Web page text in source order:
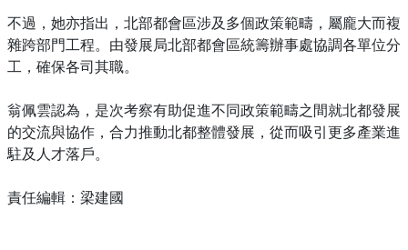
不過，她亦指出，北部都會區涉及多個政策範疇，屬龐大而複
雜跨部門工程。由發展局北部都會區統籌辦事處協調各單位分
工，確保各司其職。
翁佩雲認為，是次考察有助促進不同政策範疇之間就北都發展
的交流與協作，合力推動北都整體發展，從而吸引更多產業進
駐及人才落戶。